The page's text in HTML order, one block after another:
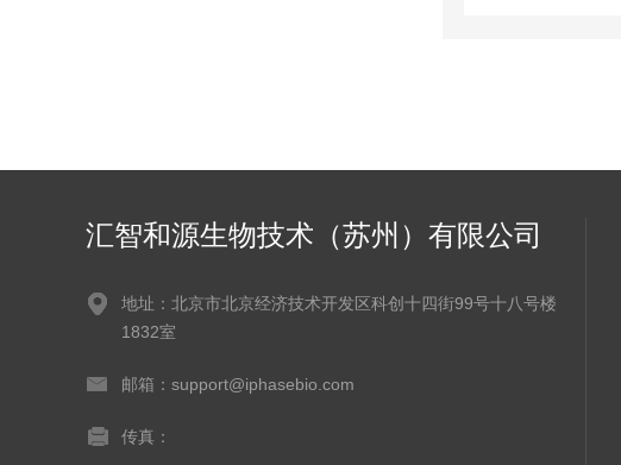
汇智和源生物技术（苏州）有限公司
地址：北京市北京经济技术开发区科创十四街99号十八号楼
1832室
邮箱：support@iphasebio.com
传真：